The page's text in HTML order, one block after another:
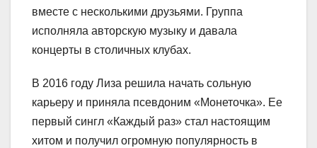
вместе с несколькими друзьями. Группа
исполняла авторскую музыку и давала
концерты в столичных клубах.
В 2016 году Лиза решила начать сольную
карьеру и приняла псевдоним «Монеточка». Ее
первый сингл «Каждый раз» стал настоящим
хитом и получил огромную популярность в